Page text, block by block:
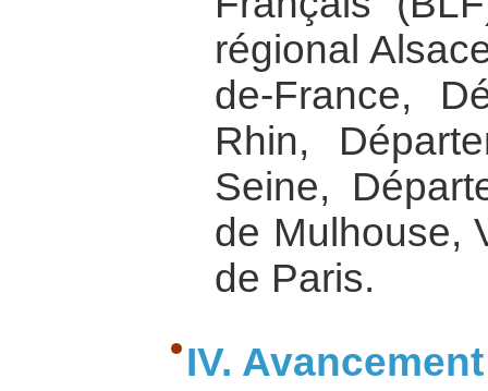
régional
de-France,
Rhin,
Seine,
de Mulhouse,
de Paris.
IV.